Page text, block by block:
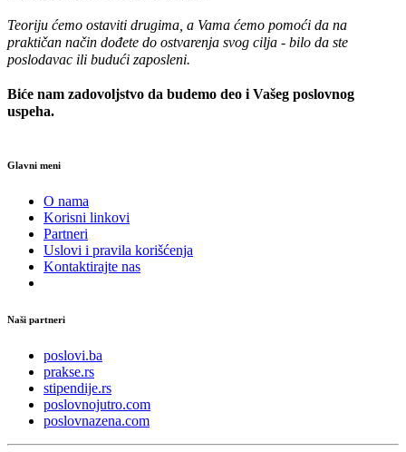
Teoriju ćemo ostaviti drugima, a Vama ćemo pomoći da na
praktičan način dođete do ostvarenja svog cilja - bilo da ste
poslodavac ili budući zaposleni.
Biće nam zadovoljstvo da budemo deo i Vašeg poslovnog
uspeha.
Glavni meni
O nama
Korisni linkovi
Partneri
Uslovi i pravila korišćenja
Kontaktirajte nas
Naši partneri
poslovi.ba
prakse.rs
stipendije.rs
poslovnojutro.com
poslovnazena.com